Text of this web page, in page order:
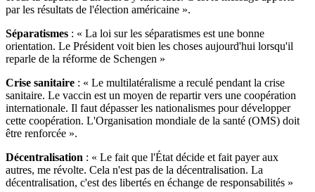
par les résultats de l'élection américaine ».
Séparatismes : « La loi sur les séparatismes est une bonne
orientation. Le Président voit bien les choses aujourd'hui lorsqu'il
reparle de la réforme de Schengen »
Crise sanitaire : « Le multilatéralisme a reculé pendant la crise
sanitaire. Le vaccin est un moyen de repartir vers une coopération
internationale. Il faut dépasser les nationalismes pour développer
cette coopération. L'Organisation mondiale de la santé (OMS) doit
être renforcée ».
Décentralisation : « Le fait que l'État décide et fait payer aux
autres, me révolte. Cela n'est pas de la décentralisation. La
décentralisation, c'est des libertés en échange de responsabilités »